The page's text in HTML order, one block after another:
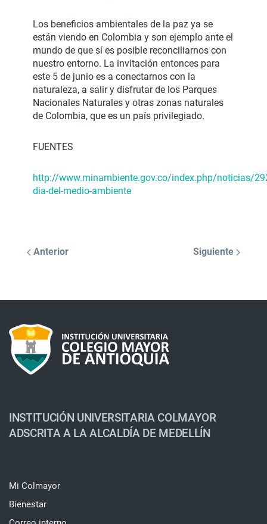
Los beneficios ambientales de la paz ya se
están viendo en Colombia y son ejemplo ante el
mundo de que sí es posible reconciliarnos con
nuestro entorno. La invitación entonces para
este 5 de junio es a conectarnos con la
naturaleza, a salir y disfrutar de los Parques
Nacionales Naturales y otras zonas naturales
de Colombia, que es un país privilegiado.
FUENTES
http://www.minambiente.gov.co/index.php/noticias/
dia-del-medio-ambiente
Anterior Siguiente
INSTITUCIÓN UNIVERSITARIA COLMAYOR
ADSCRITA A LA ALCALDÍA DE MEDELLÍN
Mi Colmayor
Bienestar